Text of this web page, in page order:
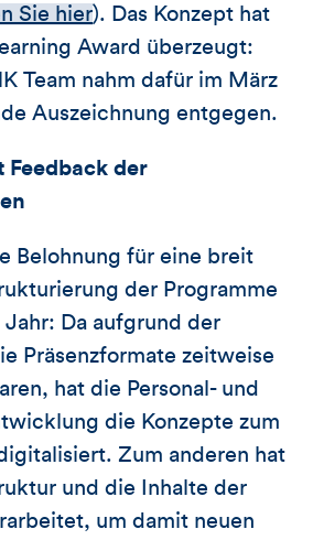
Sie hier). Das Konzept hat
Award überzeugt:
Team nahm dafür im März
Auszeichnung entgegen.
der
Belohnung für eine breit
der Programme
Da aufgrund der
Präsenzformate zeitweise
hat die Personal- und
die Konzepte zum
Zum anderen hat
und die Inhalte der
um damit neuen